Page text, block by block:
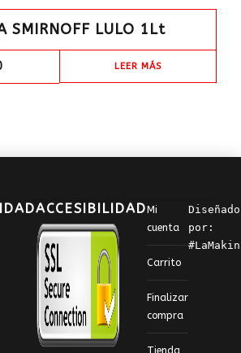
SMIRNOFF LULO 1Lt
LEER MÁS
ACCESIBILIDADMi
cuenta
Carrito
Finalizar
compra
Tienda
Diseñado
por: